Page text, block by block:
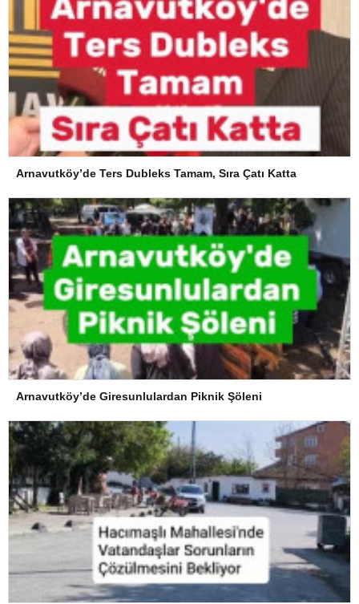
Arnavutköy’de Ters Dubleks Tamam, Sıra Çatı Katta
Arnavutköy’de Giresunlulardan Piknik Şöleni